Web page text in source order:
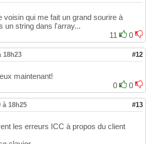
voisin qui me fait un grand sourire à
un string dans l'array...
11
0
18h23 #12
maintenant!
0
0
à 18h25 #13
les erreurs ICC à propos du client